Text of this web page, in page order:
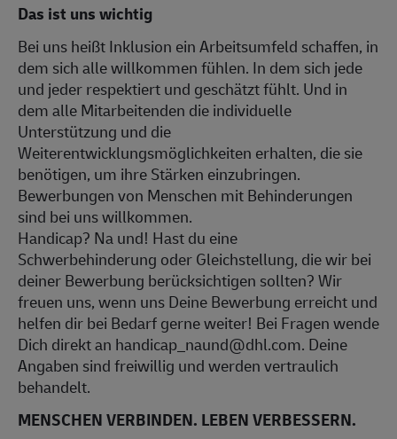
Das ist uns wichtig
Bei uns heißt Inklusion ein Arbeitsumfeld schaffen, in
dem sich alle willkommen fühlen. In dem sich jede
und jeder respektiert und geschätzt fühlt. Und in
dem alle Mitarbeitenden die individuelle
Unterstützung und die
Weiterentwicklungsmöglichkeiten erhalten, die sie
benötigen, um ihre Stärken einzubringen.
Bewerbungen von Menschen mit Behinderungen
sind bei uns willkommen.
Handicap? Na und! Hast du eine
Schwerbehinderung oder Gleichstellung, die wir bei
deiner Bewerbung berücksichtigen sollten? Wir
freuen uns, wenn uns Deine Bewerbung erreicht und
helfen dir bei Bedarf gerne weiter! Bei Fragen wende
Dich direkt an handicap_naund@dhl.com. Deine
Angaben sind freiwillig und werden vertraulich
behandelt.
MENSCHEN VERBINDEN. LEBEN VERBESSERN.